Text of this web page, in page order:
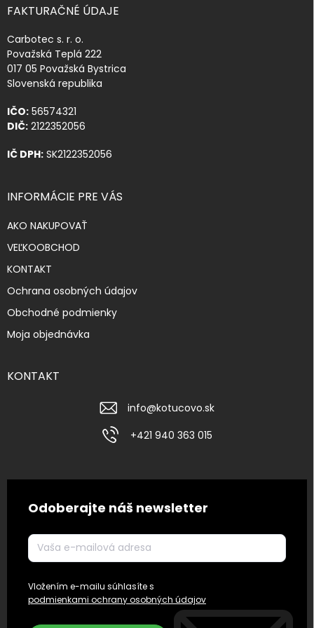
FAKTURAČNÉ ÚDAJE
Carbotec s. r. o.
Považská Teplá 222
017 05 Považská Bystrica
Slovenská republika
IČO: 56574321
DIČ: 2122352056
IČ DPH: SK2122352056
INFORMÁCIE PRE VÁS
AKO NAKUPOVAŤ
VEĽKOOBCHOD
KONTAKT
Ochrana osobných údajov
Obchodné podmienky
Moja objednávka
KONTAKT
info@kotucovo.sk
+421 940 363 015
Odoberajte náš newsletter
Vložením e-mailu súhlasíte s
podmienkami ochrany osobných údajov